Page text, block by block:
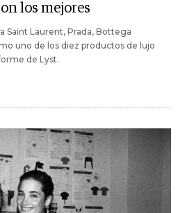
los mejores
Saint Laurent, Prada, Bottega
uno de los diez productos de lujo
de Lyst.